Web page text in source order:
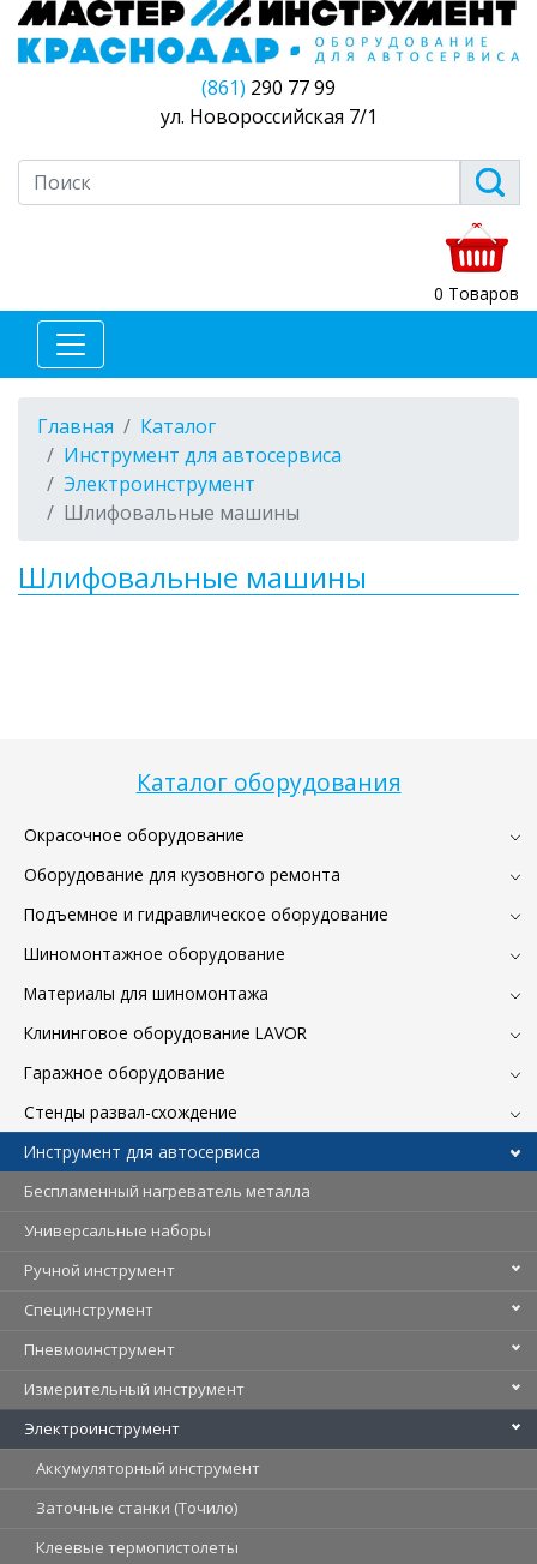
(861) 290 77 99
ул. Новороссийская 7/1
0 Товаров
Каталог оборудования
Окрасочное оборудование
Оборудование для кузовного ремонта
Подъемное и гидравлическое оборудование
Шиномонтажное оборудование
Материалы для шиномонтажа
Клининговое оборудование LAVOR
Гаражное оборудование
Стенды развал-схождение
Инструмент для автосервиса
Беспламенный нагреватель металла
Универсальные наборы
Ручной инструмент
Специнструмент
Пневмоинструмент
Измерительный инструмент
Электроинструмент
Аккумуляторный инструмент
Заточные станки (Точило)
Клеевые термопистолеты
Главная
Каталог
Инструмент для автосервиса
Электроинструмент
Шлифовальные машины
Шлифовальные машины